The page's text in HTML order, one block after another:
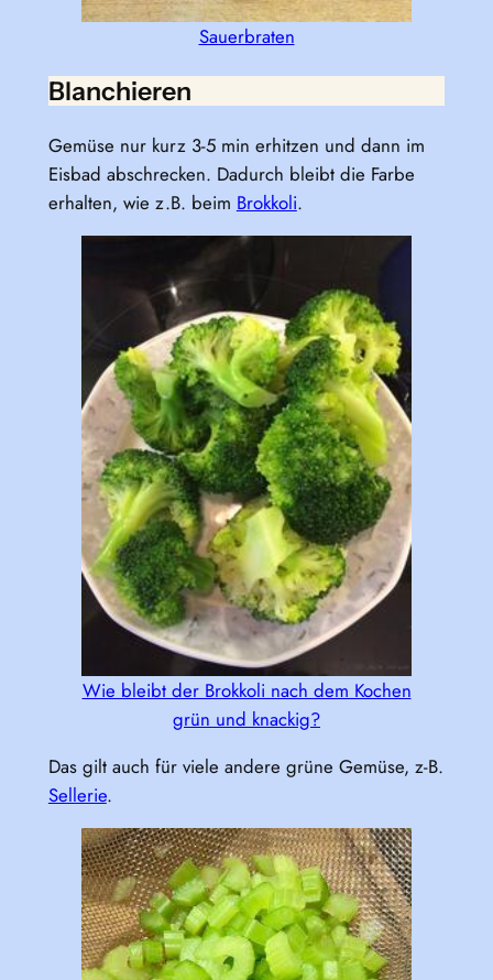
Sauerbraten
Blanchieren
Gemüse nur kurz 3-5 min erhitzen und dann im
Eisbad abschrecken. Dadurch bleibt die Farbe
erhalten, wie z.B. beim Brokkoli.
Wie bleibt der Brokkoli nach dem Kochen
grün und knackig?
Das gilt auch für viele andere grüne Gemüse, z-B.
Sellerie.